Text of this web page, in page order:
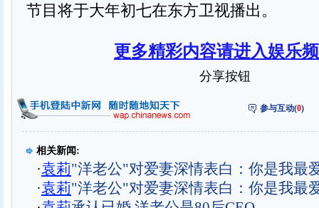
节目将于大年初七在东方卫视播出。
更多精彩内容请进入娱乐
分享按钮
参与互动(0)
相关新闻:
·袁莉"洋老公"对爱妻深情表白：你是我最
·袁莉"洋老公"对爱妻深情表白：你是我最